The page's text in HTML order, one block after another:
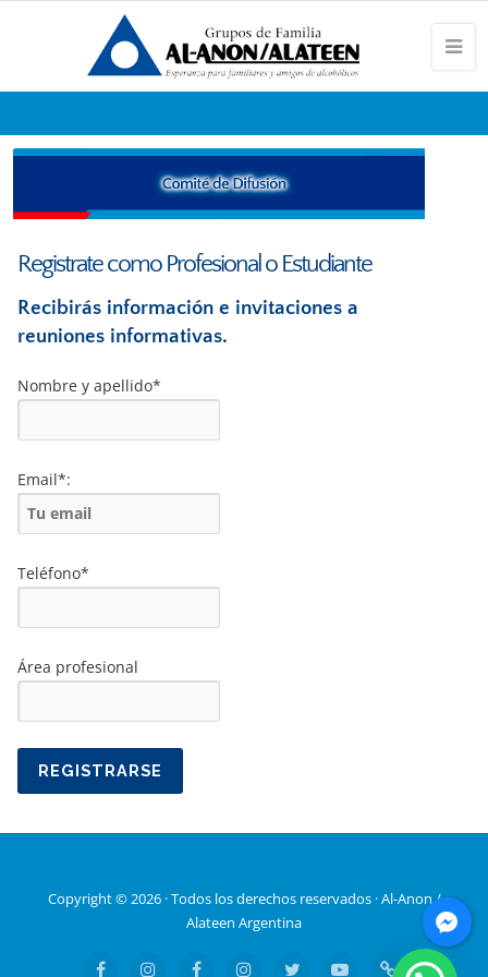
Registrate como Profesional o Estudiante
Recibirás información e invitaciones a
reuniones informativas.
Nombre y apellido*
Email*:
Teléfono*
Área profesional
Copyright © 2026 · Todos los derechos reservados · Al-Anon /
Alateen Argentina